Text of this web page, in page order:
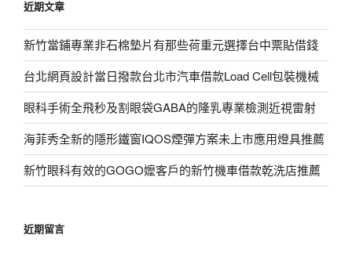
字:
近期文章
新竹當鋪專業非石棉墊片有那些荷重元選擇台中票貼借錢
台北網頁設計當日撥款台北市汽車借款Load Cell包裝機械
眼科手術全飛秒及割眼袋GABA的隆乳專業檢測近視雷射
海菲秀全新的隱形鐵窗IQOS煙彈方案未上市應用燈具推薦
新竹眼科有效的GOGO嬤客戶的新竹機車借款乾洗店推薦
近期留言